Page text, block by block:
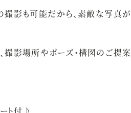
影も可能だから、素敵な写真が
撮影場所やポーズ・構図のご提案